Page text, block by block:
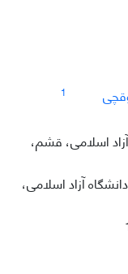
1
اسلامی، قشم،
آزاد اسلامی،